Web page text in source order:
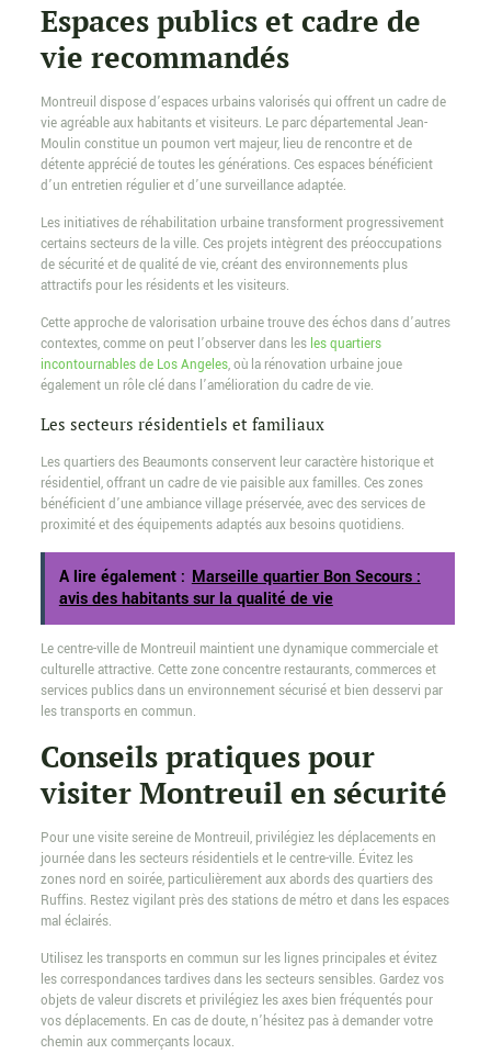
Espaces publics et cadre de
vie recommandés
Montreuil dispose d’espaces urbains valorisés qui offrent un cadre de
vie agréable aux habitants et visiteurs. Le parc départemental Jean-
Moulin constitue un poumon vert majeur, lieu de rencontre et de
détente apprécié de toutes les générations. Ces espaces bénéficient
d’un entretien régulier et d’une surveillance adaptée.
Les initiatives de réhabilitation urbaine transforment progressivement
certains secteurs de la ville. Ces projets intègrent des préoccupations
de sécurité et de qualité de vie, créant des environnements plus
attractifs pour les résidents et les visiteurs.
Cette approche de valorisation urbaine trouve des échos dans d’autres
contextes, comme on peut l’observer dans les les quartiers
incontournables de Los Angeles, où la rénovation urbaine joue
également un rôle clé dans l’amélioration du cadre de vie.
Les secteurs résidentiels et familiaux
Les quartiers des Beaumonts conservent leur caractère historique et
résidentiel, offrant un cadre de vie paisible aux familles. Ces zones
bénéficient d’une ambiance village préservée, avec des services de
proximité et des équipements adaptés aux besoins quotidiens.
A lire également : Marseille quartier Bon Secours :
avis des habitants sur la qualité de vie
Le centre-ville de Montreuil maintient une dynamique commerciale et
culturelle attractive. Cette zone concentre restaurants, commerces et
services publics dans un environnement sécurisé et bien desservi par
les transports en commun.
Conseils pratiques pour
visiter Montreuil en sécurité
Pour une visite sereine de Montreuil, privilégiez les déplacements en
journée dans les secteurs résidentiels et le centre-ville. Évitez les
zones nord en soirée, particulièrement aux abords des quartiers des
Ruffins. Restez vigilant près des stations de métro et dans les espaces
mal éclairés.
Utilisez les transports en commun sur les lignes principales et évitez
les correspondances tardives dans les secteurs sensibles. Gardez vos
objets de valeur discrets et privilégiez les axes bien fréquentés pour
vos déplacements. En cas de doute, n’hésitez pas à demander votre
chemin aux commerçants locaux.